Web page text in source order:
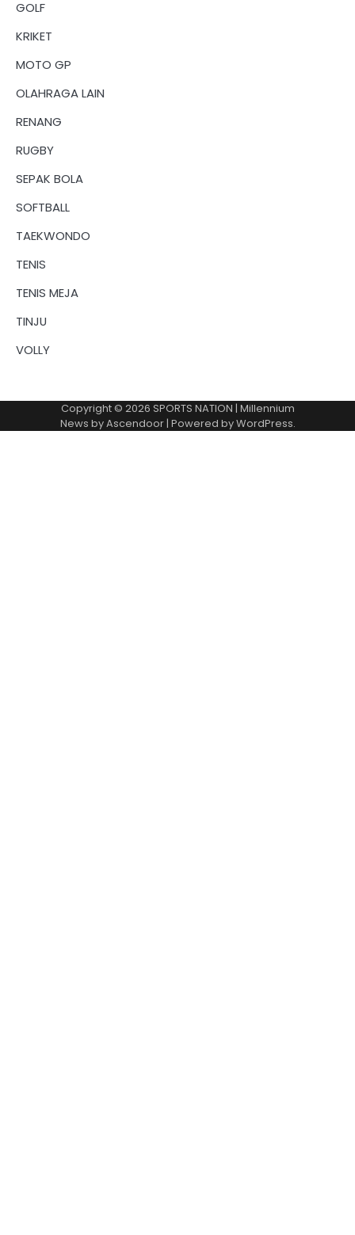
GOLF
KRIKET
MOTO GP
OLAHRAGA LAIN
RENANG
RUGBY
SEPAK BOLA
SOFTBALL
TAEKWONDO
TENIS
TENIS MEJA
TINJU
VOLLY
Copyright © 2026 SPORTS NATION | Millennium
News byAscendoor| Powered byWordPress.